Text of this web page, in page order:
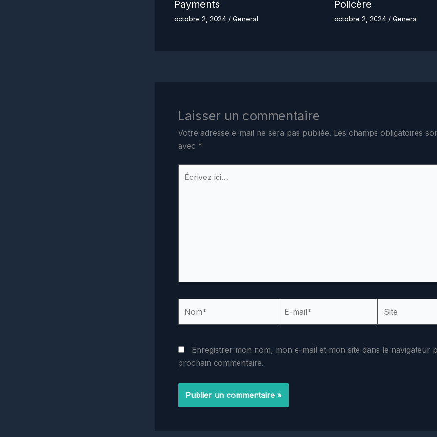
Payments
octobre 2, 2024 / General
Policère
octobre 2, 2024 / General
Laisser un commentaire
Votre adresse e-mail ne sera pas publiée. Les champs obligatoires
avec *
Écrivez
Enregistrer mon nom, mon e-mail et mon site dans le navigateur
prochain commentaire.